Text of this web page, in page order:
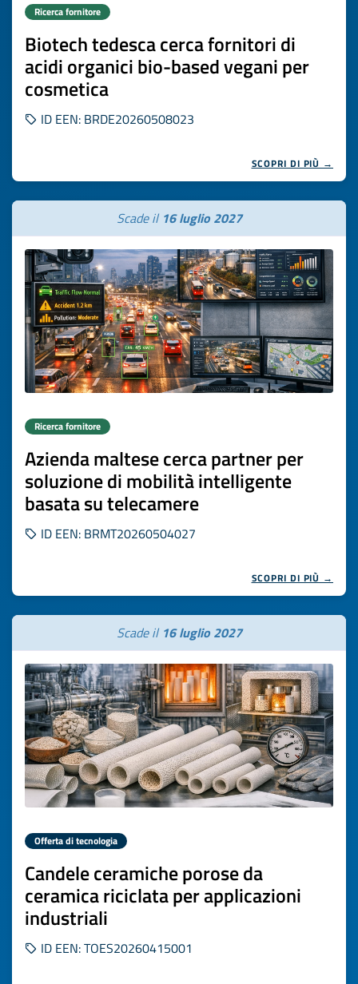
Ricerca fornitore
Biotech tedesca cerca fornitori di
acidi organici bio-based vegani per
cosmetica
ID EEN: BRDE20260508023
SCOPRI DI PIÙ →
Scade il 16 luglio 2027
Ricerca fornitore
Azienda maltese cerca partner per
soluzione di mobilità intelligente
basata su telecamere
ID EEN: BRMT20260504027
SCOPRI DI PIÙ →
Scade il 16 luglio 2027
Offerta di tecnologia
Candele ceramiche porose da
ceramica riciclata per applicazioni
industriali
ID EEN: TOES20260415001